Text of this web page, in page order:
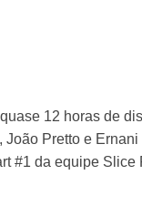
12 horas de
João Pretto e
#1 da equipe